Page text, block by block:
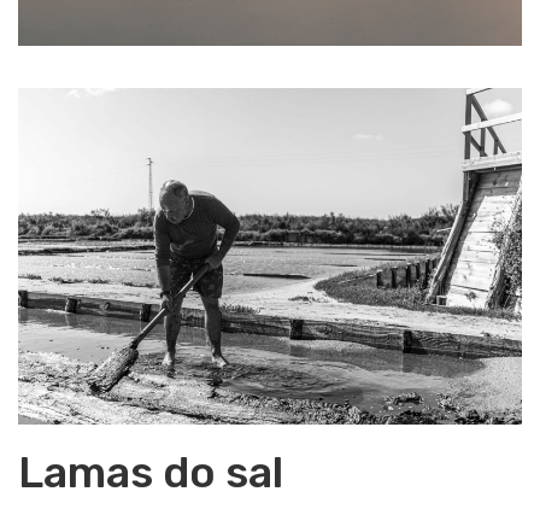
Lamas do sal